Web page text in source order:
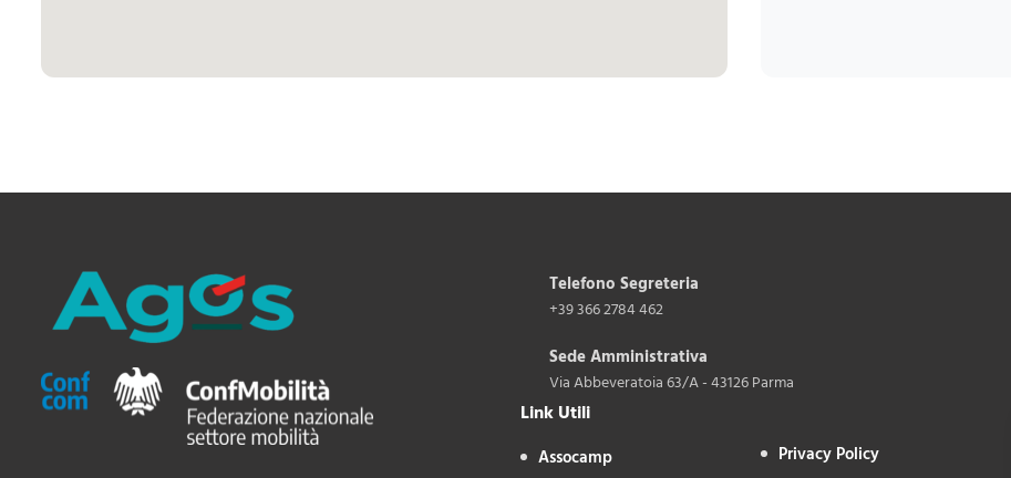
Telefono Segreteria
+39 366 2784 462
Sede Amministrativa
Via Abbeveratoia 63/A - 43126 Parma
Link Utili
Assocamp Privacy Policy